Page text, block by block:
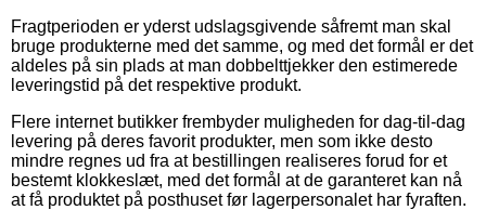
Fragtperioden er yderst udslagsgivende såfremt man skal
bruge produkterne med det samme, og med det formål er det
aldeles på sin plads at man dobbelttjekker den estimerede
leveringstid på det respektive produkt.
Flere internet butikker frembyder muligheden for dag-til-dag
levering på deres favorit produkter, men som ikke desto
mindre regnes ud fra at bestillingen realiseres forud for et
bestemt klokkeslæt, med det formål at de garanteret kan nå
at få produktet på posthuset før lagerpersonalet har fyraften.